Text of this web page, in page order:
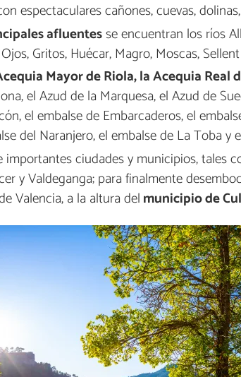
espectaculares cañones, cuevas,
afluentesse encuentran los ríos
Gritos, Huécar, Magro, Moscas,
Mayor de Riola, la Acequia Real
el Azud de la Marquesa, el Azud de
el embalse de Embarcaderos, el
del Naranjero, el embalse de La Toba y
importantes ciudades y municipios, tales
y Valdeganga; para finalmente
Valencia, a la altura delmunicipio de